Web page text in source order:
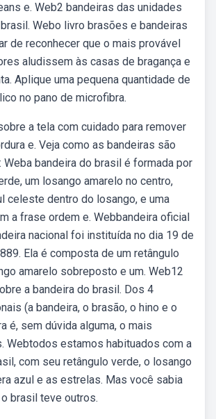
e. Web2 bandeiras das unidades
Webo livro brasões e bandeiras
de reconhecer que o mais provável
aludissem às casas de bragança e
Aplique uma pequena quantidade de
no pano de microfibra.
a tela com cuidado para remover
e. Veja como as bandeiras são
Weba bandeira do brasil é formada por
um losango amarelo no centro,
celeste dentro do losango, e uma
a frase ordem e. Webbandeira oficial
nacional foi instituída no dia 19 de
Ela é composta de um retângulo
amarelo sobreposto e um. Web12
a bandeira do brasil. Dos 4
(a bandeira, o brasão, o hino e o
é, sem dúvida alguma, o mais
Webtodos estamos habituados com a
com seu retângulo verde, o losango
azul e as estrelas. Mas você sabia
brasil teve outros.